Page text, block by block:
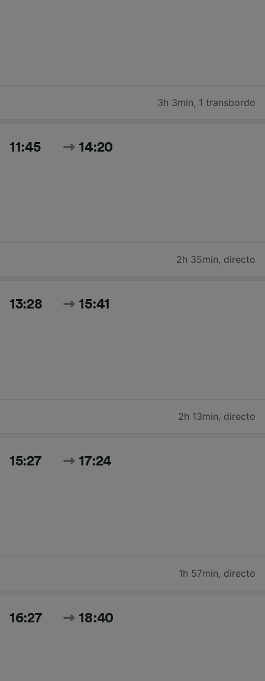
3h 3min, 1 transbordo
11:45 14:20
2h 35min, directo
13:28 15:41
2h 13min, directo
15:27 17:24
1h 57min, directo
16:27 18:40